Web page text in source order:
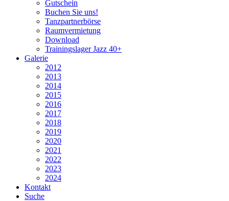
Gutschein
Buchen Sie uns!
Tanzpartnerbörse
Raumvermietung
Download
Trainingslager Jazz 40+
Galerie
2012
2013
2014
2015
2016
2017
2018
2019
2020
2021
2022
2023
2024
Kontakt
Suche